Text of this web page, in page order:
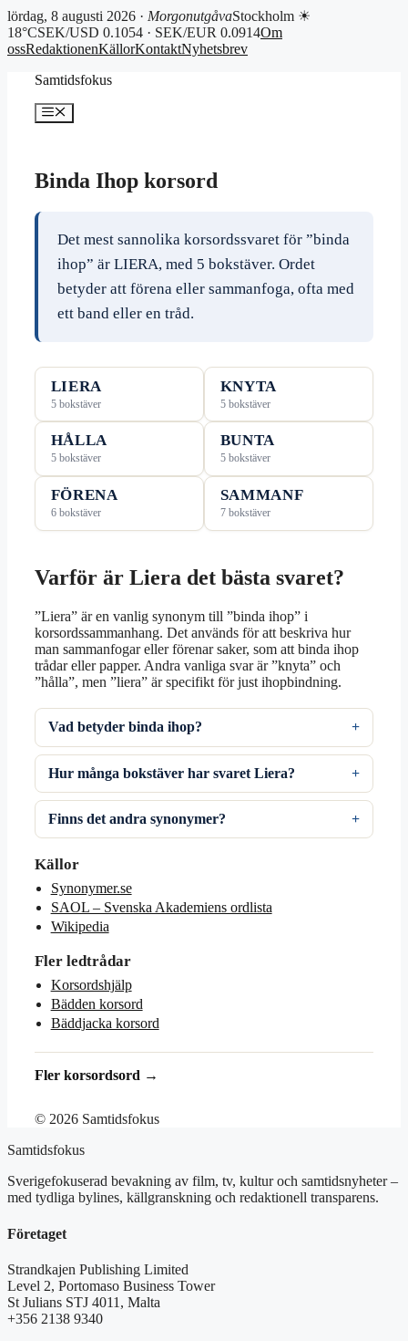
lördag, 8 augusti 2026 · MorgonutgåvaStockholm ☀
18°CSEK/USD 0.1054 · SEK/EUR 0.0914Om
ossRedaktionenKällorKontaktNyhetsbrev
Samtidsfokus
Meny
Binda Ihop korsord
Det mest sannolika korsordssvaret för ”binda
ihop” är LIERA, med 5 bokstäver. Ordet
betyder att förena eller sammanfoga, ofta med
ett band eller en tråd.
LIERA
5 bokstäver
KNYTA
5 bokstäver
HÅLLA
5 bokstäver
BUNTA
5 bokstäver
FÖRENA
6 bokstäver
SAMMANF
7 bokstäver
Varför är Liera det bästa svaret?
”Liera” är en vanlig synonym till ”binda ihop” i
korsordssammanhang. Det används för att beskriva hur
man sammanfogar eller förenar saker, som att binda ihop
trådar eller papper. Andra vanliga svar är ”knyta” och
”hålla”, men ”liera” är specifikt för just ihopbindning.
Vad betyder binda ihop?
Hur många bokstäver har svaret Liera?
Finns det andra synonymer?
Källor
Synonymer.se
SAOL – Svenska Akademiens ordlista
Wikipedia
Fler ledtrådar
Korsordshjälp
Bädden korsord
Bäddjacka korsord
Fler korsordsord →
© 2026 Samtidsfokus
Samtidsfokus
Sverigefokuserad bevakning av film, tv, kultur och samtidsnyheter –
med tydliga bylines, källgranskning och redaktionell transparens.
Företaget
Strandkajen Publishing Limited
Level 2, Portomaso Business Tower
St Julians STJ 4011, Malta
+356 2138 9340